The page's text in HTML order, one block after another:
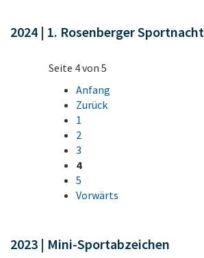
2024 | 1. Rosenberger Sportnacht
Seite 4 von 5
Anfang
Zurück
1
2
3
4
5
Vorwärts
2023 | Mini-Sportabzeichen